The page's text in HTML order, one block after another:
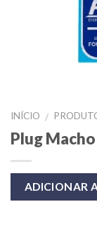
INÍCIO /
Plug
ADICIONAR